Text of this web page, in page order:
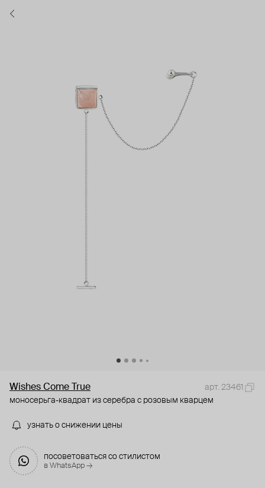
Wishes Come True
арт. 23461
моносерьга-квадрат из серебра с розовым кварцем
узнать о снижении цены
посоветоваться со стилистом
в WhatsApp →